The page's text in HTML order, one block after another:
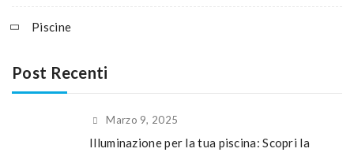
Piscine
Post Recenti
Marzo 9, 2025
Illuminazione per la tua piscina: Scopri la